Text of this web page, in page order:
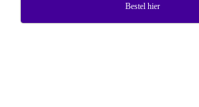
Bestel hier